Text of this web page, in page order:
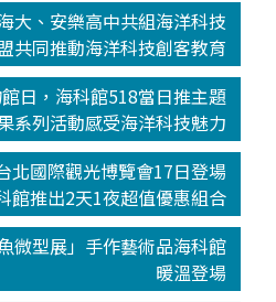
大、安樂高中共組海洋科技
共同推動海洋科技創客教育
館日，海科館518當日推主題
系列活動感受海洋科技魅力
北國際觀光博覽會17日登場
館推出2天1夜超值優惠組合
微型展」手作藝術品海科館
暖溫登場